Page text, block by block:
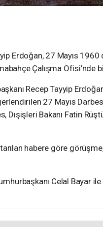
Erdoğan, 27 Mayıs
Çalışma Ofisi’nde
Recep Tayyip
27 Mayıs
Dışişleri Bakanı Fatin
habere göre
Celal Bayar